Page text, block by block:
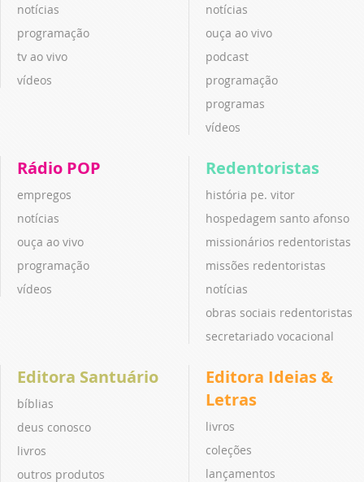
notícias
programação
tv ao vivo
vídeos
notícias
ouça ao vivo
podcast
programação
programas
vídeos
Rádio POP
empregos
notícias
ouça ao vivo
programação
vídeos
Redentoristas
história pe. vitor
hospedagem santo afonso
missionários redentoristas
missões redentoristas
notícias
obras sociais redentoristas
secretariado vocacional
Editora Santuário
bíblias
deus conosco
livros
outros produtos
Editora Ideias &
Letras
livros
coleções
lançamentos